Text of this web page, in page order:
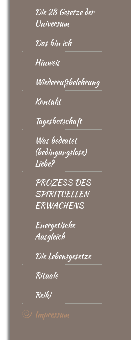
Die 28 Gesetze der
Universum
Das bin ich
Hinweis
Wiederrufsbelehrung
Kontakt
Tagesbotschaft
Was bedeutet
(bedingungslose)
Liebe?
PROZESS DES
SPIRITUELLEN
ERWACHENS
Energetische
Ausgleich
Die Lebensgesetze
Rituale
Reiki
Impressum